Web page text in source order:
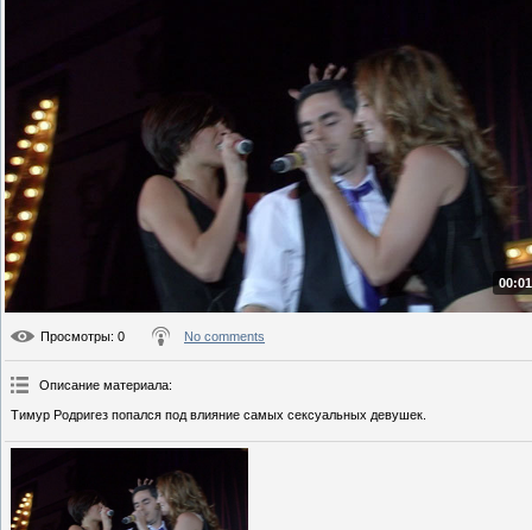
Просмотры: 0 No comments
Описание материала:
Тимур Родригез попался под влияние самых сексуальных девушек.